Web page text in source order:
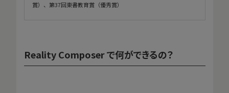
賞）、第37回東書教育賞（優秀賞）
Reality Composer で何ができるの？